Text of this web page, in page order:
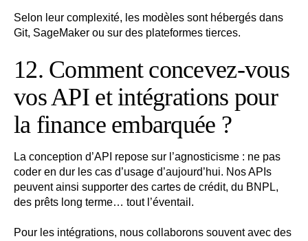
Selon leur complexité, les modèles sont hébergés dans
Git, SageMaker ou sur des plateformes tierces.
12. Comment concevez-vous
vos API et intégrations pour
la finance embarquée ?
La conception d’API repose sur l’agnosticisme : ne pas
coder en dur les cas d’usage d’aujourd’hui. Nos APIs
peuvent ainsi supporter des cartes de crédit, du BNPL,
des prêts long terme… tout l’éventail.
Pour les intégrations, nous collaborons souvent avec des